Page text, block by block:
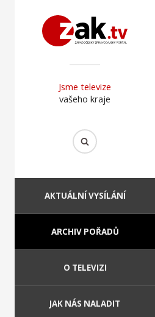
Jsme televize
vašeho kraje
AKTUÁLNÍ VYSÍLÁNÍ
ARCHIV POŘADŮ
O TELEVIZI
JAK NÁS NALADIT